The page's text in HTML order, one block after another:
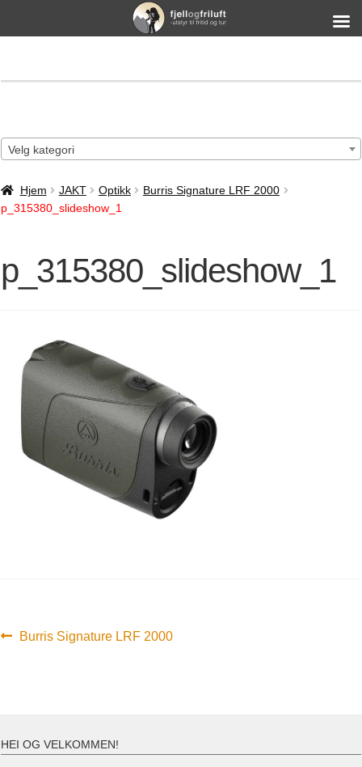
Velg kategori
Hjem JAKT Optikk
Burris Signature LRF 2000
p_315380_slideshow_1
p_315380_slideshow_1
Innleggsnavigasjon
Forrige
Burris Signature LRF 2000
HEI OG VELKOMMEN!